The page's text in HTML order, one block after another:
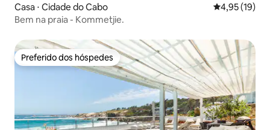
Casa ⋅ Cidade do Cabo 4,95 de uma
4,95 (19)
Bem na praia - Kommetjie.
Preferido dos hóspedes
Preferido dos hóspedes